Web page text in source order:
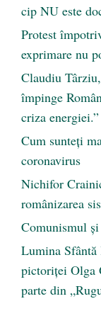
cip NU este
Protest
exprimare nu
Claudiu
împinge
criza energiei.”
Cum sunteți
coronavirus
Nichifor
românizarea
Comunismul
Lumina
pictoriței Olga
parte din